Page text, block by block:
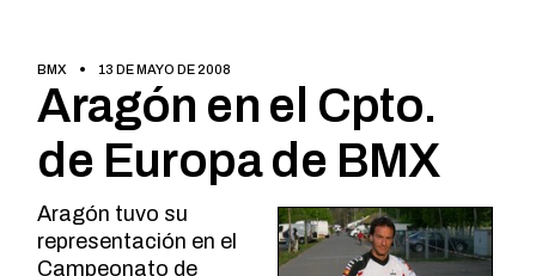
BMX 13 DE MAYO DE 2008
Aragón en el Cpto.
de Europa de BMX
Aragón tuvo su
representación en el
Campeonato de